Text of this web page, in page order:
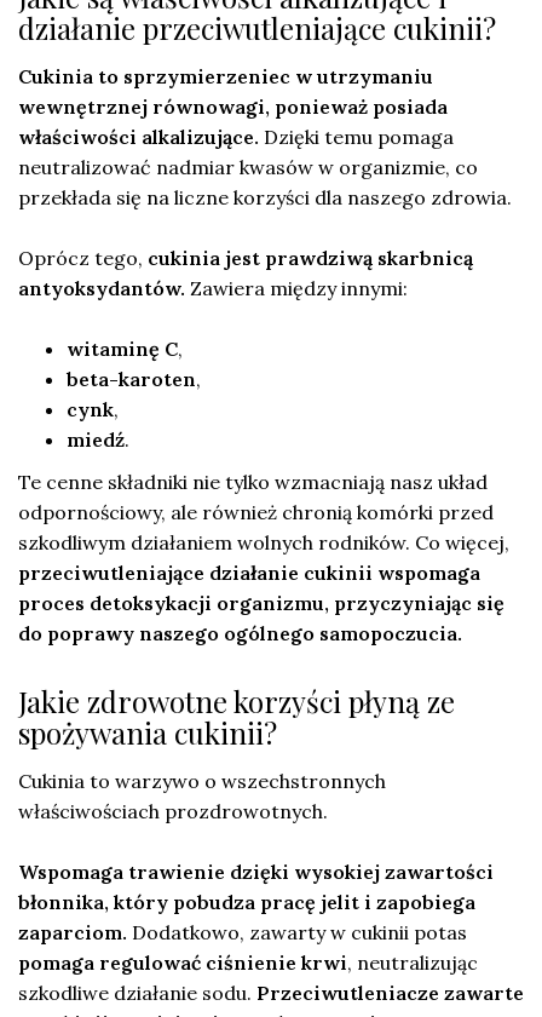
działanie przeciwutleniające cukinii?
Cukinia to sprzymierzeniec w utrzymaniu
wewnętrznej równowagi, ponieważ posiada
właściwości alkalizujące. Dzięki temu pomaga
neutralizować nadmiar kwasów w organizmie, co
przekłada się na liczne korzyści dla naszego zdrowia.
Oprócz tego, cukinia jest prawdziwą skarbnicą
antyoksydantów. Zawiera między innymi:
witaminę C,
beta-karoten,
cynk,
miedź.
Te cenne składniki nie tylko wzmacniają nasz układ
odpornościowy, ale również chronią komórki przed
szkodliwym działaniem wolnych rodników. Co więcej,
przeciwutleniające działanie cukinii wspomaga
proces detoksykacji organizmu, przyczyniając się
do poprawy naszego ogólnego samopoczucia.
Jakie zdrowotne korzyści płyną ze
spożywania cukinii?
Cukinia to warzywo o wszechstronnych
właściwościach prozdrowotnych.
Wspomaga trawienie dzięki wysokiej zawartości
błonnika, który pobudza pracę jelit i zapobiega
zaparciom. Dodatkowo, zawarty w cukinii potas
pomaga regulować ciśnienie krwi, neutralizując
szkodliwe działanie sodu. Przeciwutleniacze zawarte